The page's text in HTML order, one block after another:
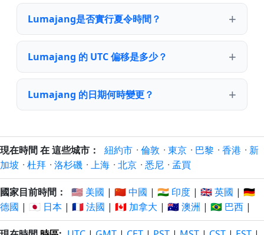
Lumajang是否實行夏令時間？
Lumajang 的 UTC 偏移是多少？
Lumajang 的日期何時變更？
現在時間 在 這些城市： 紐約市 · 倫敦 · 東京 · 巴黎 · 香港 · 新
加坡 · 杜拜 · 洛杉磯 · 上海 · 北京 · 悉尼 · 孟買
國家目前時間： 🇺🇸 美國 | 🇨🇳 中國 | 🇮🇳 印度 | 🇬🇧 英國 | 🇩🇪
德國 | 🇯🇵 日本 | 🇫🇷 法國 | 🇨🇦 加拿大 | 🇦🇺 澳洲 | 🇧🇷 巴西 |